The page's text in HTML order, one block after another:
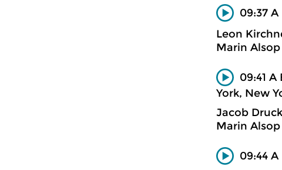
09:37
Leon
Marin
09:41
York, New
Jacob
Marin
09:44